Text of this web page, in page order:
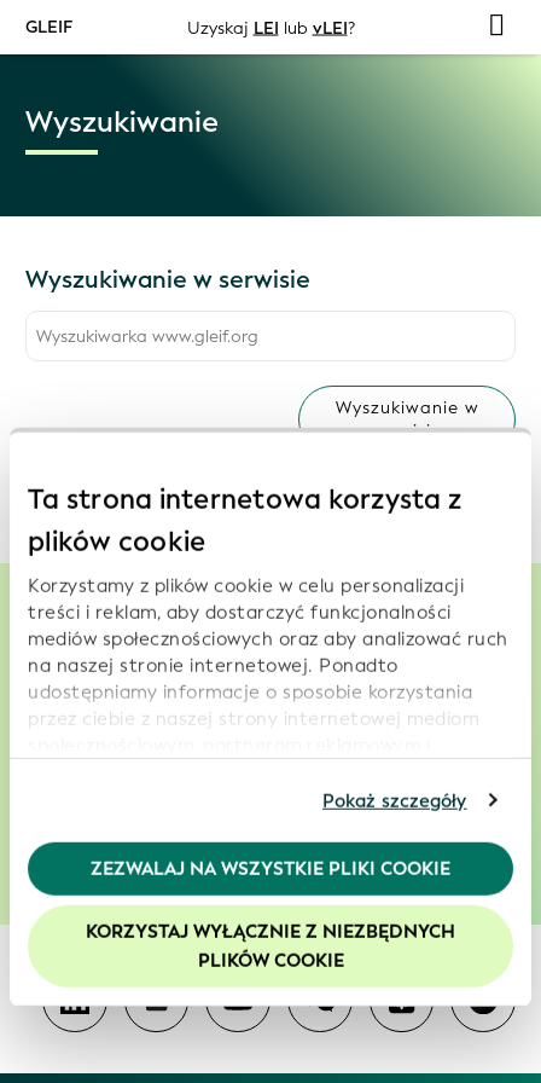
Ta strona internetowa korzysta z
plików cookie
Korzystamy z plików cookie w celu personalizacji
treści i reklam, aby dostarczyć funkcjonalności
mediów społecznościowych oraz aby analizować ruch
na naszej stronie internetowej. Ponadto
udostępniamy informacje o sposobie korzystania
przez ciebie z naszej strony internetowej mediom
informacjami, które im przekazałeś lub które zebrali
usług. Kontynuując korzystanie z naszej strony
internetowej, wyrażasz zgodę na korzystanie przez
nas z plików cookie. Więcej informacji znajduje się w
naszejpolityce prywatności.
Zalecamy włączenie obsługi plików cookie, aby
Pokaż szczegóły
ZEZWALAJ NA WSZYSTKIE PLIKI COOKIE
KORZYSTAJ WYŁĄCZNIE Z NIEZBĘDNYCH
PLIKÓW COOKIE
GLEIF Uzyskaj LEI lub vLEI?
Wyszukiwanie
Wyszukiwanie w serwisie
Wyszukiwanie w
serwisie
Umożliwiamy podejmowanie lepszych,
mniej kosztownych i bardziej trafnych
decyzji o potencjalnych kontrahentach
Dowiedz się, w jaki sposób